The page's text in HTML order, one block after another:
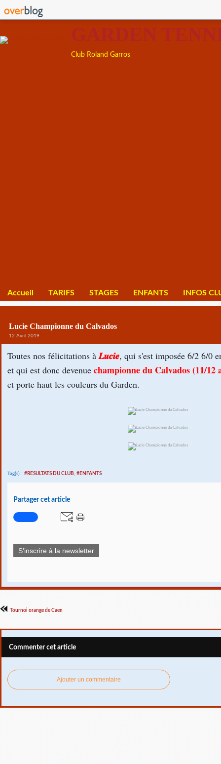
GARDEN
Club Roland Garros
Accueil TARIFS STAGES ENFANTS INFOS
Lucie Championne du Calvados
12 Avril 2019
Toutes nos félicitations à𝑳𝒖𝒄𝒊𝒆, qui s'est imposée 6/2 6/0
et qui est donc devenue championne du Calvados (11/12
et porte haut les couleurs du Garden.
Tag(s) : #RESULTATS DU CLUB, #ENFANTS
Partager cet article
S'inscrire à la newsletter
Tournoi orange de Caen
Commenter cet article
Ajouter un commentaire